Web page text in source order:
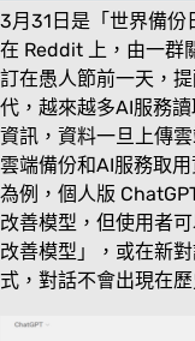
3月31日是「世界備
在 Reddit 上，由一群
訂在愚人節前一天，
代，越來越多AI服務
資訊，資料一旦上傳
雲端備份和AI服務取
為例，個人版
改善模型，但使用者
改善模型」，或在新
式，對話不會出現在